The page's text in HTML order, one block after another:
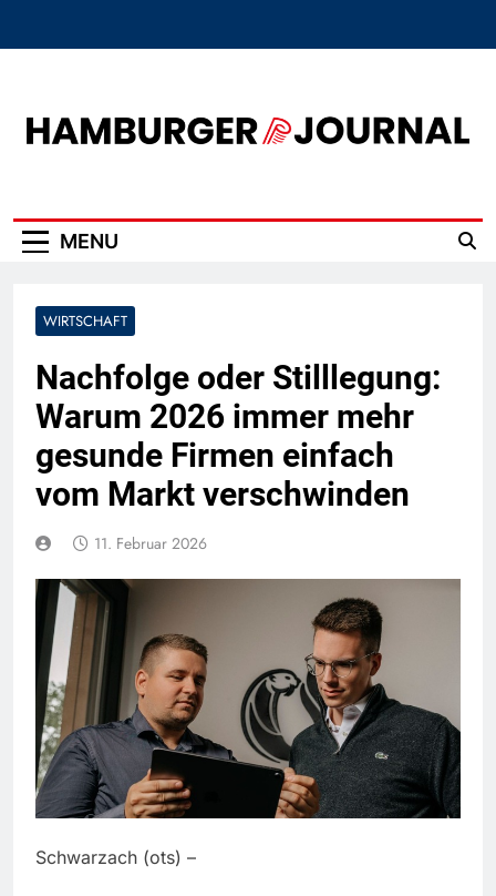
MENU
WIRTSCHAFT
Nachfolge oder Stilllegung:
Warum 2026 immer mehr
gesunde Firmen einfach
vom Markt verschwinden
11. Februar 2026
Schwarzach (ots) –